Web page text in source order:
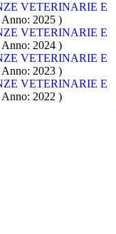
VETERINARIE E
2025 )
VETERINARIE E
2024 )
VETERINARIE E
2023 )
VETERINARIE E
2022 )